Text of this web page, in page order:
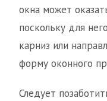
окна может
поскольку для
карниз или
форму оконного
Следует